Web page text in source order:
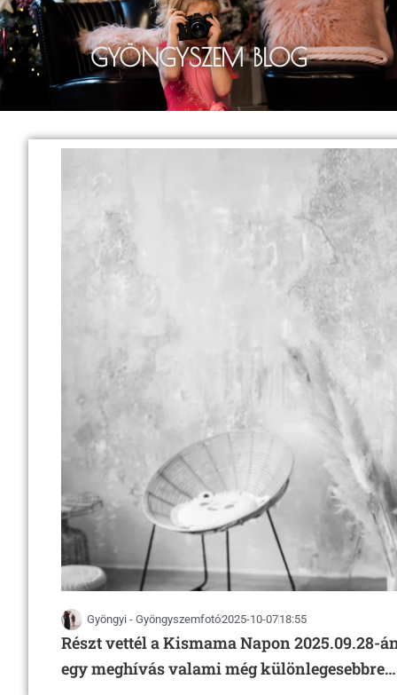
GYÖNGYSZEM BLOG
Gyöngyi - Gyöngyszemfotó2025-10-0718:55
Részt vettél a Kismama Napon
egy meghívás valami még különlegesebbre…